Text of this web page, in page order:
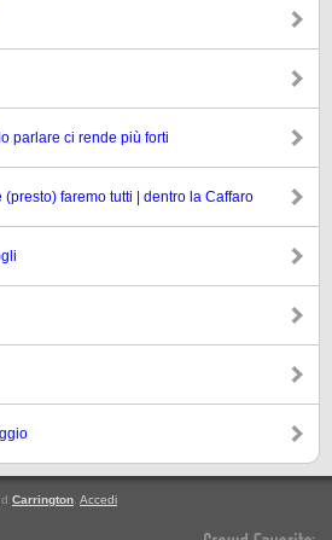
parlare ci rende più forti
faremo tutti | dentro la Caffaro
Carrington Accedi